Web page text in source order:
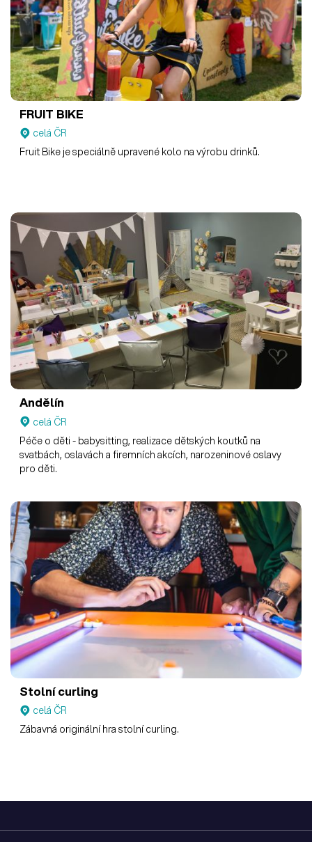
FRUIT BIKE
celá ČR
Fruit Bike je speciálně upravené kolo na výrobu drinků.
Andělín
celá ČR
Péče o děti - babysitting, realizace dětských koutků na
svatbách, oslavách a firemních akcích, narozeninové oslavy
pro děti.
Stolní curling
celá ČR
Zábavná originální hra stolní curling.